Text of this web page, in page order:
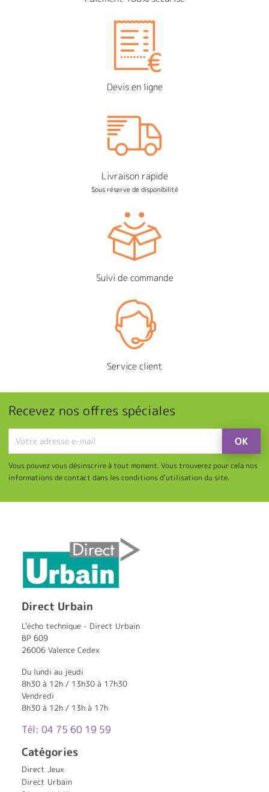
Devis en ligne
Livraison rapide
Sous réserve de disponibilité
Suivi de commande
Service client
Recevez nos offres spéciales
Vous pouvez vous désinscrire à tout moment. Vous trouverez pour cela nos
informations de contact dans les conditions d'utilisation du site.
Direct Urbain
L'écho technique - Direct Urbain
BP 609
26006 Valence Cedex
Du lundi au jeudi
8h30 à 12h / 13h30 à 17h30
Vendredi
8h30 à 12h / 13h à 17h
Tél: 04 75 60 19 59
Catégories
Direct Jeux
Direct Urbain